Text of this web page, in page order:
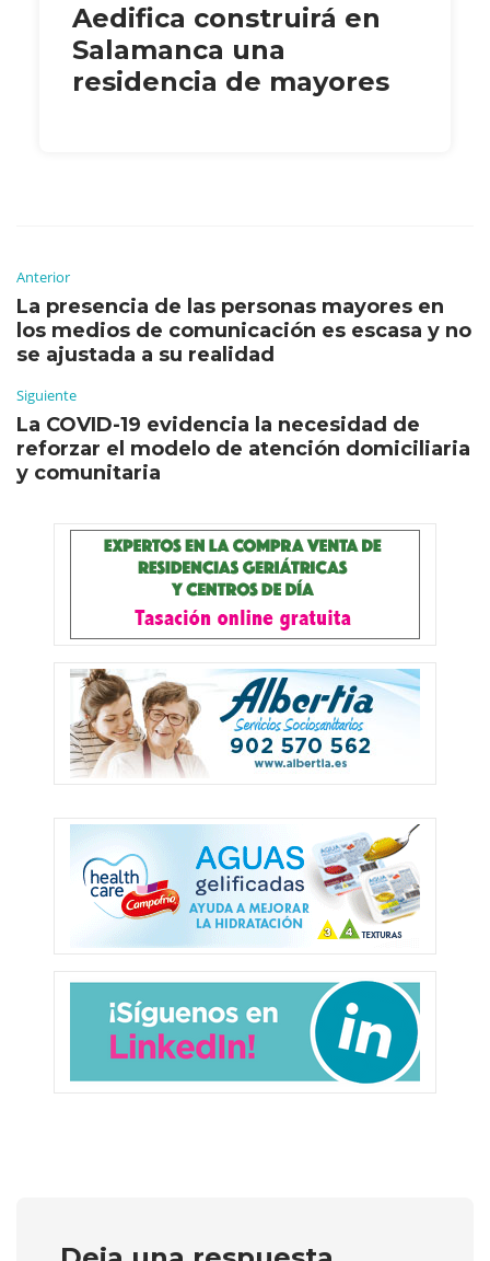
Aedifica construirá en
Salamanca una
residencia de mayores
Anterior
La presencia de las personas mayores en
los medios de comunicación es escasa y no
se ajustada a su realidad
Siguiente
La COVID-19 evidencia la necesidad de
reforzar el modelo de atención domiciliaria
y comunitaria